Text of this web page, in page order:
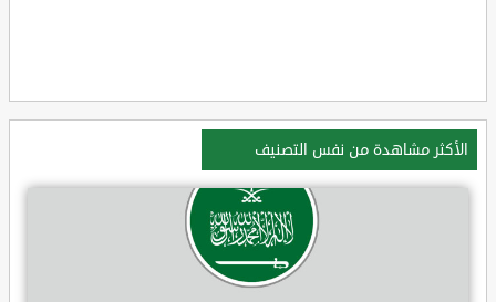
الأكثر مشاهدة من نفس التصنيف